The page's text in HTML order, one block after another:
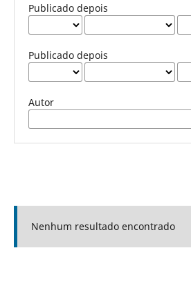
Publicado depois
Publicado depois
Autor
Nenhum resultado encontrado